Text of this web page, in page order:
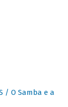
/ O Samba e a